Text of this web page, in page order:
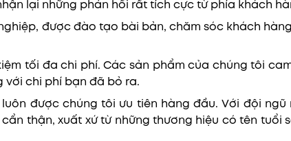
lại những phản hồi rất tích cực từ phía khách
được đào tạo bài bản, chăm sóc khách
tối đa chi phí. Các sản phẩm của chúng tôi
với chi phí bạn đã bỏ ra.
được chúng tôi ưu tiên hàng đầu. Với đội ngũ
thận, xuất xứ từ những thương hiệu có tên tuổi